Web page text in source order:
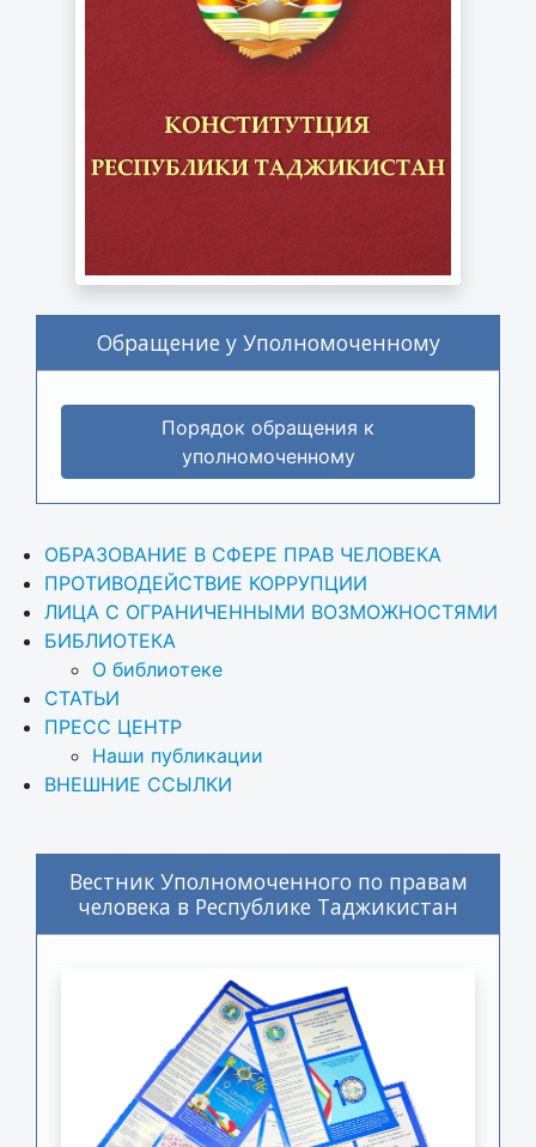
Обращение у Уполномоченному
Порядок обращения к
уполномоченному
ОБРАЗОВАНИЕ В СФЕРЕ ПРАВ ЧЕЛОВЕКА
ПРОТИВОДЕЙСТВИЕ КОРРУПЦИИ
ЛИЦА С ОГРАНИЧЕННЫМИ ВОЗМОЖНОСТЯМИ
БИБЛИОТЕКА
О библиотеке
СТАТЬИ
ПРЕСС ЦЕНТР
Наши публикации
ВНЕШНИЕ ССЫЛКИ
Вестник Уполномоченного по правам
человека в Республике Таджикистан